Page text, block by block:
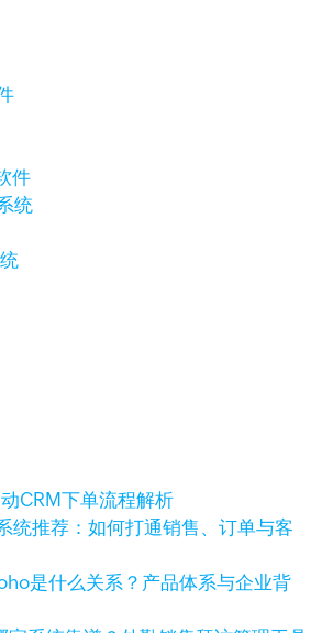
件
统
CRM下单流程解析
统推荐：如何打通销售、订单与客
是什么关系？产品体系与企业背